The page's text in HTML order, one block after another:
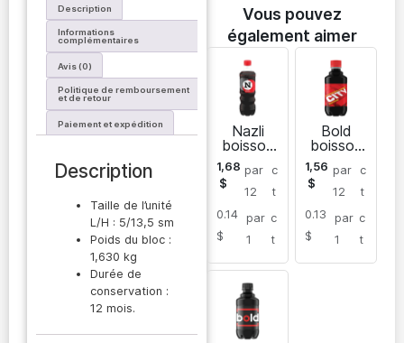
Description
Informations
complémentaires
Avis (0)
Politique de remboursement
et de retour
Paiement et expédition
Description
Taille de l’unité
L/H : 5/13,5 sm
Poids du bloc :
1,630 kg
Durée de
conservation :
12 mois.
Vous pouvez
également aimer
Nazli
boisson
gazeuse
non
alcoolisé
1,68
$
par
12
c
t
0.14
$
par
1
c
t
Bold
boisson
vitaminé
e
1,56
$
par
12
c
t
0.13
$
par
1
c
t